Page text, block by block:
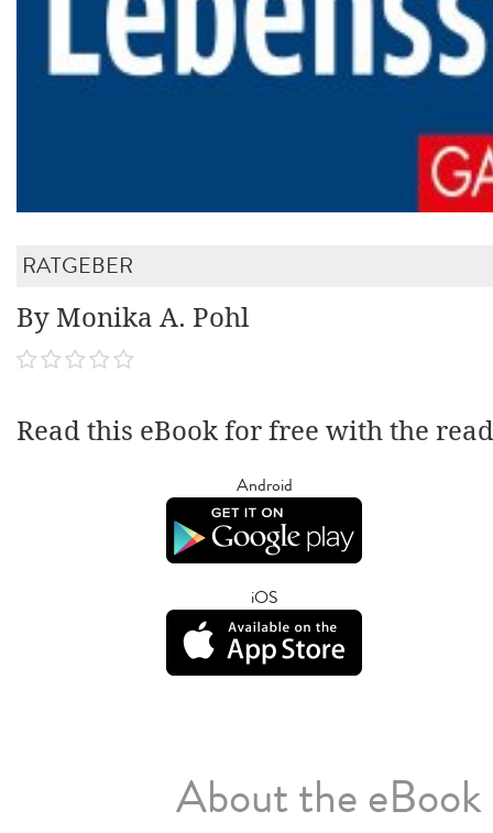
RATGEBER
By Monika A. Pohl
Read this eBook for free with the
Android
iOS
About the eBook